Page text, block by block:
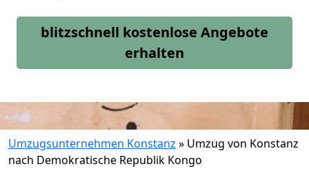
blitzschnell kostenlose Angebote
erhalten
Umzugsunternehmen Konstanz » Umzug von Konstanz
nach Demokratische Republik Kongo